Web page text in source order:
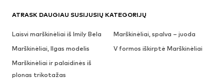
ATRASK DAUGIAU SUSIJUSIŲ KATEGORIJŲ
Laisvi marškinėliai iš Imily Bela
Marškinėliai, spalva – juoda
Marškinėliai, Ilgas modelis
V formos iškirptė Marškinėliai
Marškinėliai ir palaidinės iš
plonas trikotažas